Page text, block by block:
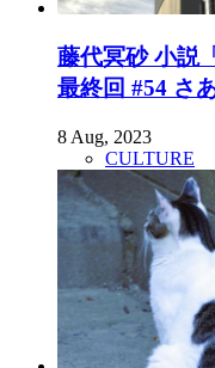
藤代冥砂 小説
最終回 #54 さ
8 Aug, 2023
CULTURE